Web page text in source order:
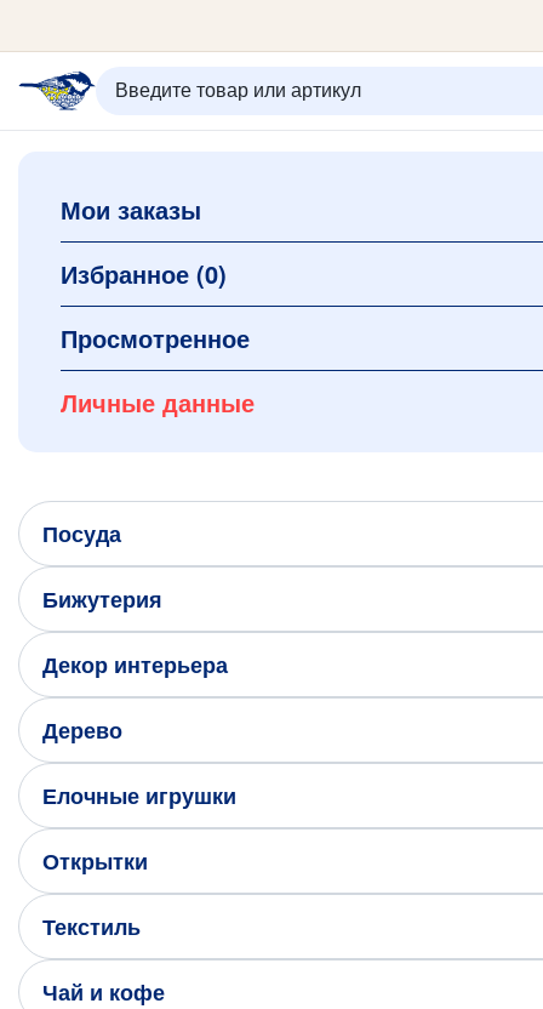
ИЗБРАННОЕ ВХОД/РЕГИСТРАЦИЯ КОРЗИНА
Каталог
Орнаменты
О керамике
Оплата и доставка
Контакты
Подарочные карты
Новинки
+7 (495) 680-92-00
+7 (925) 294-91-85
,
в MAX
Мои заказы
Избранное (0)
Просмотренное
Личные данные
Посуда
Бижутерия
Декор интерьера
Дерево
Елочные игрушки
Открытки
Текстиль
Чай и кофе